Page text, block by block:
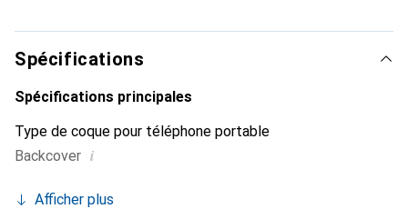
marque Noreve est un choix sûr pour une clientèle
exigeante.
Spécifications
Spécifications principales
Type de coque pour téléphone portable
Backcover i
Afficher plus